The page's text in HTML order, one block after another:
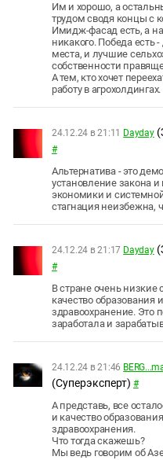
Им и хорошо, а
трудом сводя концы с
Имидж-фасад есть, а на
никакого. Победа есть
места, и лучшие
собственности
А тем, кто хочет
работу в
24.12.24 в 21:11 Dayday
#
Альтернатива - это
установление закона
экономики и
стагнация неизбежна,
24.12.24 в 21:17 Dayday
#
В стране очень
качество образования
здравоохранение. Это
заработала и
24.12.24 в 21:46
(Суперэксперт) #
А представь, все
и качество
здравоохранения.
Что тогда скажешь?
Мы ведь говорим об